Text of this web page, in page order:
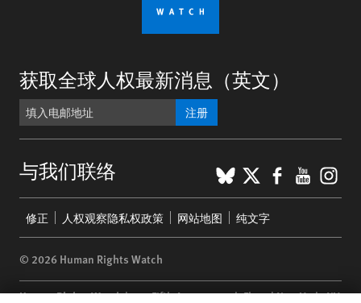
获取全球人权最新消息（英文）
注册
与我们联络 BlueSky
X
menu
修正 人权观察隐私权政策 网站地图 纯文字
© 2026 Human Rights Watch
Human Rights Watch| 350 Fifth Avenue, 34th Floor | New York,NY